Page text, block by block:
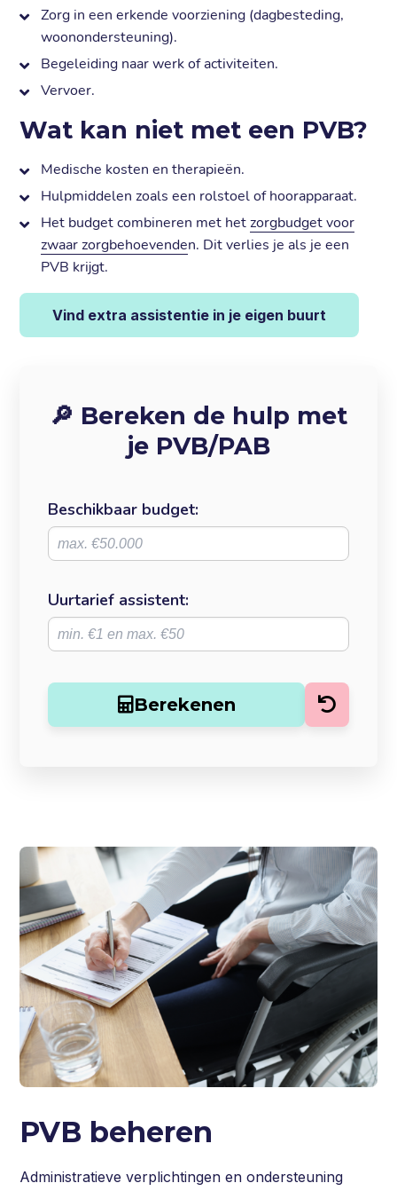
Zorg in een erkende voorziening (dagbesteding,
woonondersteuning).
Begeleiding naar werk of activiteiten.
Vervoer.
Wat kan niet met een PVB?
Medische kosten en therapieën.
Hulpmiddelen zoals een rolstoel of hoorapparaat.
Het budget combineren met hetzorgbudget voor
zwaar zorgbehoevenden. Dit verlies je als je een
PVB krijgt.
Vind extra assistentie in je eigen buurt
🔎 Bereken de hulp met
je PVB/PAB
Beschikbaar budget:
Uurtarief assistent:
Berekenen
PVB beheren
Administratieve verplichtingen en ondersteuning